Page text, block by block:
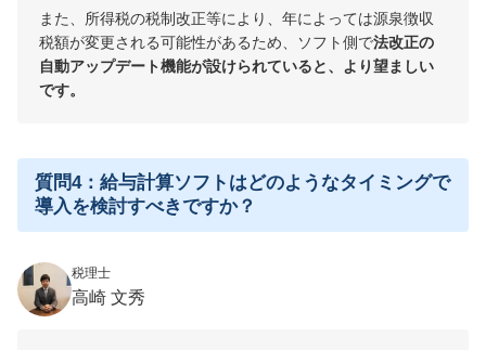
また、所得税の税制改正等により、年によっては源泉徴収
税額が変更される可能性があるため、ソフト側で法改正の
自動アップデート機能が設けられていると、より望ましい
です。
質問4：給与計算ソフトはどのようなタイミングで
導入を検討すべきですか？
税理士
高崎 文秀